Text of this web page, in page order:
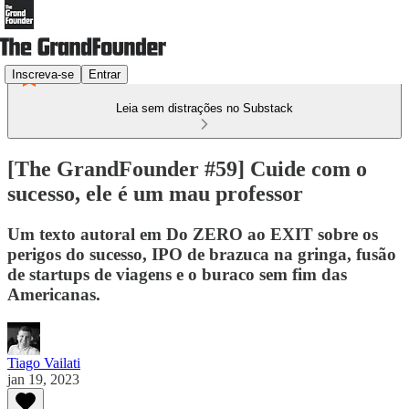
Inscreva-se Entrar
Leia sem distrações no Substack
[The GrandFounder #59] Cuide com o
sucesso, ele é um mau professor
Um texto autoral em Do ZERO ao EXIT sobre os
perigos do sucesso, IPO de brazuca na gringa, fusão
de startups de viagens e o buraco sem fim das
Americanas.
Tiago Vailati
jan 19, 2023